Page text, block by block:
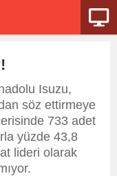
Isuzu,
söz ettirmeye
733 adet
yüzde 43,8
lideri olarak